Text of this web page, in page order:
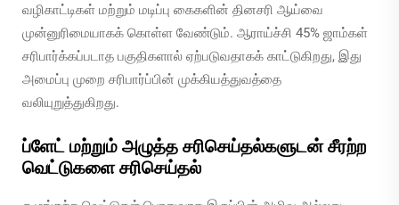
வழிகாட்டிகள் மற்றும் மடிப்பு கைகளின் தினசரி ஆய்வை
முன்னுரிமையாகக் கொள்ள வேண்டும். ஆராய்ச்சி 45% ஜாம்கள்
சரிபார்க்கப்படாத பகுதிகளால் ஏற்படுவதாகக் காட்டுகிறது, இது
அமைப்பு முறை சரிபார்ப்பின் முக்கியத்துவத்தை
வலியுறுத்துகிறது.
ப்ளேட் மற்றும் அழுத்த சரிசெய்தல்களுடன் சீரற்ற
வெட்டுகளை சரிசெய்தல்